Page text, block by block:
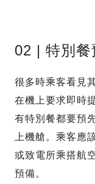
02 | 特別餐
很多時乘客看見
在機上要求即時
有特別餐都要預
上機艙。乘客應
或致電所乘搭航
預備。